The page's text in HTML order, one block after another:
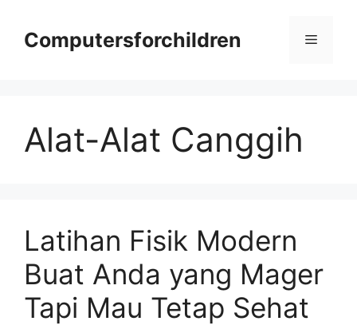
contentComputersforchildren Menu
Alat-Alat Canggih
Latihan Fisik Modern
Buat Anda yang Mager
Tapi Mau Tetap Sehat